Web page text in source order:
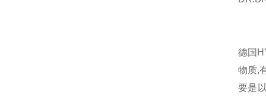
德国
物质,
要是